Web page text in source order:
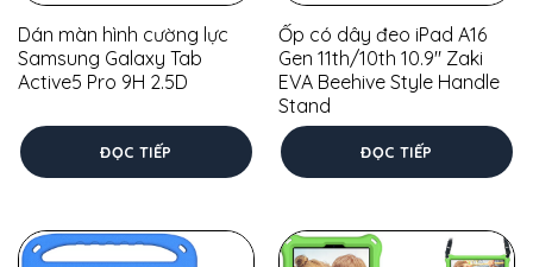
Dán màn hình cường lực
Samsung Galaxy Tab
Active5 Pro 9H 2.5D
ĐỌC TIẾP
Ốp có dây đeo iPad A16
Gen 11th/10th 10.9″ Zaki
EVA Beehive Style Handle
Stand
ĐỌC TIẾP